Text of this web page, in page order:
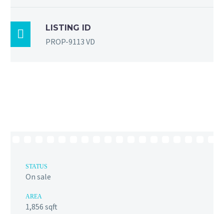
 LISTING ID
PROP-9113 VD
STATUS
On sale
AREA
1,856 sqft